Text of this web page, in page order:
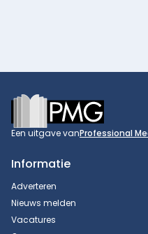
Footer
Een uitgave vanProfessional
Informatie
Adverteren
Nieuws melden
Vacatures